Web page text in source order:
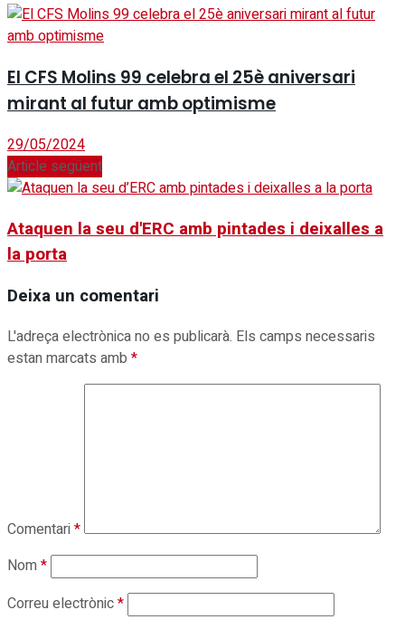
El CFS Molins 99 celebra el 25è aniversari
mirant al futur amb optimisme
29/05/2024
Article següent
Ataquen la seu d'ERC amb pintades i deixalles a
la porta
Deixa un comentari
L'adreça electrònica no es publicarà. Els camps necessaris
estan marcats amb *
Comentari*
Nom*
Correu electrònic*